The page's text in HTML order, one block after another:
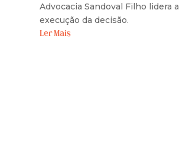
Advocacia Sandoval Filho lidera a
execução da decisão.
Ler Mais